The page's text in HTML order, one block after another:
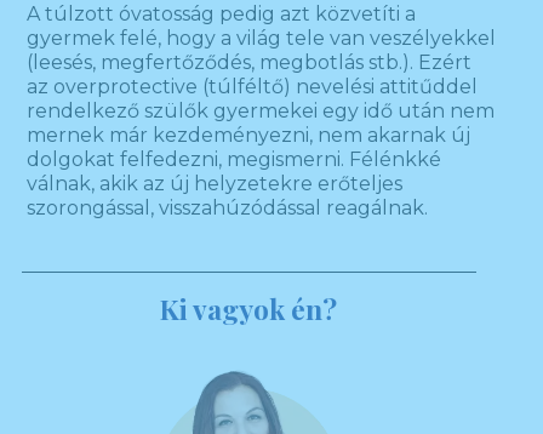
A túlzott óvatosság pedig azt közvetíti a
gyermek felé, hogy a világ tele van veszélyekkel
(leesés, megfertőződés, megbotlás stb.). Ezért
az overprotective (túlféltő) nevelési attitűddel
rendelkező szülők gyermekei egy idő után nem
mernek már kezdeményezni, nem akarnak új
dolgokat felfedezni, megismerni. Félénkké
válnak, akik az új helyzetekre erőteljes
szorongással, visszahúzódással reagálnak.
Ki vagyok én?